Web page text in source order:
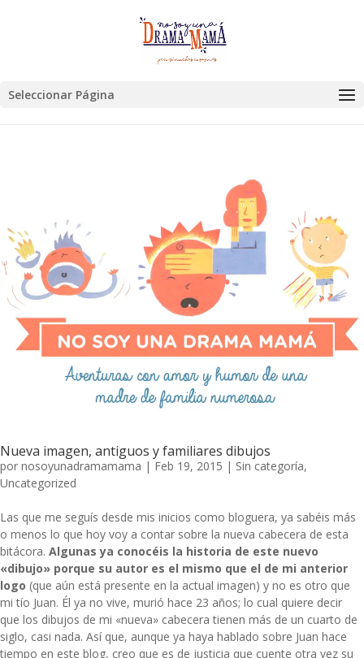
Seleccionar Página
Nueva imagen, antiguos y familiares dibujos
por nosoyunadramamama | Feb 19, 2015 | Sin categoría,
Uncategorized
Las que me seguís desde mis inicios como bloguera, ya sabéis más
o menos lo que hoy voy a contar sobre la nueva cabecera de esta
bitácora. Algunas ya conocéis la historia de este nuevo
«dibujo» porque su autor es el mismo que el de mi anterior
logo (que aún está presente en la actual imagen) y no es otro que
mi tío Juan. Él ya no vive, murió hace 23 años; lo cual quiere decir
que los dibujos de mi «nueva» cabecera tienen más de un cuarto de
siglo, casi nada. Así que, aunque ya haya hablado sobre Juan hace
tiempo en este blog, creo que es de justicia que cuente otra vez su